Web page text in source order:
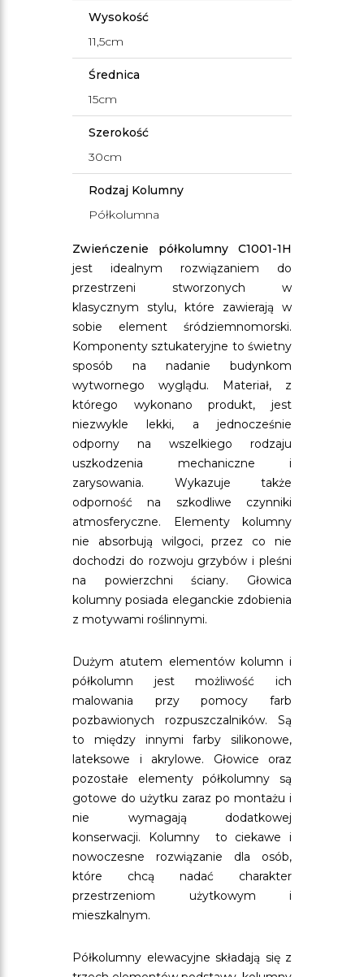
Wysokość
11,5cm
Średnica
15cm
Szerokość
30cm
Rodzaj Kolumny
Półkolumna
Zwieńczenie półkolumny C1001-1H
jest idealnym rozwiązaniem do
przestrzeni stworzonych w
klasycznym stylu, które zawierają w
sobie element śródziemnomorski.
Komponenty sztukateryjne to świetny
sposób na nadanie budynkom
wytwornego wyglądu. Materiał, z
którego wykonano produkt, jest
niezwykle lekki, a jednocześnie
odporny na wszelkiego rodzaju
uszkodzenia mechaniczne i
zarysowania. Wykazuje także
odporność na szkodliwe czynniki
atmosferyczne. Elementy kolumny
nie absorbują wilgoci, przez co nie
dochodzi do rozwoju grzybów i pleśni
na powierzchni ściany. Głowica
kolumny posiada eleganckie zdobienia
z motywami roślinnymi.
Dużym atutem elementów kolumn i
półkolumn jest możliwość ich
malowania przy pomocy farb
pozbawionych rozpuszczalników. Są
to między innymi farby silikonowe,
lateksowe i akrylowe. Głowice oraz
pozostałe elementy półkolumny są
gotowe do użytku zaraz po montażu i
nie wymagają dodatkowej
konserwacji. Kolumny to ciekawe i
nowoczesne rozwiązanie dla osób,
które chcą nadać charakter
przestrzeniom użytkowym i
mieszkalnym.
Półkolumny elewacyjne składają się z